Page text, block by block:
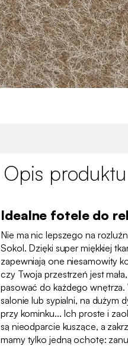
Opis produktu
Idealne fotele do
Nie ma nic lepszego na
Sokol. Dzięki super miękkiej
zapewniają one niesamowity
czy Twoja przestrzeń jest
pasować do każdego
salonie lub sypialni, na dużym
przy kominku... Ich proste i
są nieodparcie kuszące, a
mamy tylko jedną ochotę: